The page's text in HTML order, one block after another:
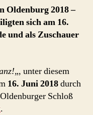
2018
Oldenburg 2018 –
sich am 16.
und als Zuschauer
„, unter diesem
16. Juni 2018durch
Schloß
.